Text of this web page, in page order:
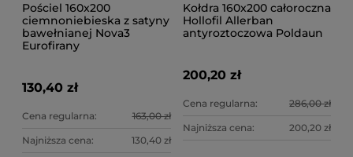
Pościel 160x200
ciemnoniebieska z satyny
bawełnianej Nova3
Eurofirany
130,40 zł
Cena regularna: 163,00 zł
Najniższa cena: 130,40 zł
Kołdra 160x200 całoroczna
Hollofil Allerban
antyroztoczowa Poldaun
200,20 zł
Cena regularna: 286,00 zł
Najniższa cena: 200,20 zł